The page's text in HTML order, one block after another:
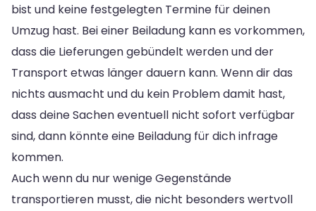
bist und keine festgelegten Termine für deinen
Umzug hast. Bei einer Beiladung kann es vorkommen,
dass die Lieferungen gebündelt werden und der
Transport etwas länger dauern kann. Wenn dir das
nichts ausmacht und du kein Problem damit hast,
dass deine Sachen eventuell nicht sofort verfügbar
sind, dann könnte eine Beiladung für dich infrage
kommen.
Auch wenn du nur wenige Gegenstände
transportieren musst, die nicht besonders wertvoll